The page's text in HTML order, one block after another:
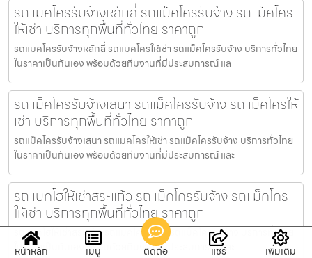
รถแมคโครรับจ้างหลักสี่ รถแม็คโครรับจ้าง รถแม็คโคร
ให้เช่า บริการทุกพื้นที่ทั่วไทย ราคาถูก
รถแมคโครรับจ้างหลักสี่ รถแมคโครให้เช่า รถแม็คโครรับจ้าง บริการทั่วไทย
ในราคาเป็นกันเอง พร้อมด้วยทีมงานที่มีประสบการณ์ แล
รถแม็คโครรับจ้างเสนา รถแม็คโครรับจ้าง รถแม็คโครให้
เช่า บริการทุกพื้นที่ทั่วไทย ราคาถูก
รถแม็คโครรับจ้างเสนา รถแมคโครให้เช่า รถแม็คโครรับจ้าง บริการทั่วไทย
ในราคาเป็นกันเอง พร้อมด้วยทีมงานที่มีประสบการณ์ และ
รถแบคโฮให้เช่าสระแก้ว รถแม็คโครรับจ้าง รถแม็คโคร
ให้เช่า บริการทุกพื้นที่ทั่วไทย ราคาถูก
รถแบคโฮให้เช่าสระแก้ว รถแมคโครให้เช่า รถแม็คโครรับจ้าง บริการทั่วไทย
ในราคาเป็นกันเอง พร้อมด้วยทีมงานที่มีประสบการณ์ และ
หน้าหลัก เมนู ติดต่อ แชร์ เพิ่มเติม